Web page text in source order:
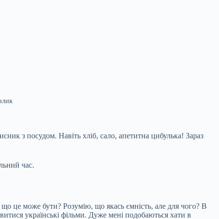
з посудом. Навіть хліб, сало, апетитна цибулька! Зараз
час.
це може бути? Розумію, що якась ємність, але для чого? В
українські фільми. Дуже мені подобаються хати в